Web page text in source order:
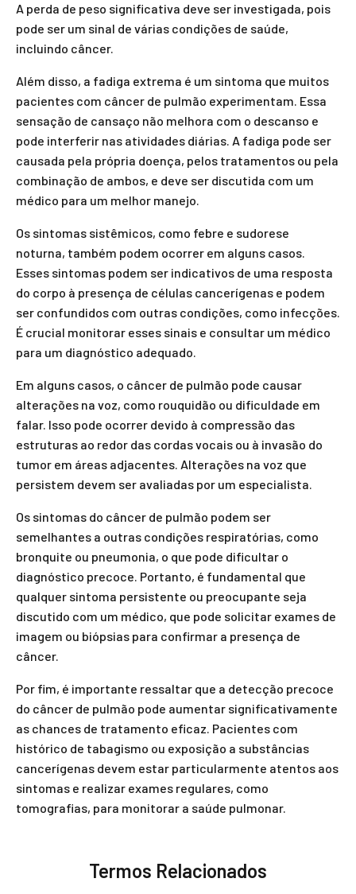
A perda de peso significativa deve ser investigada, pois
pode ser um sinal de várias condições de saúde,
incluindo câncer.
Além disso, a fadiga extrema é um sintoma que muitos
pacientes com câncer de pulmão experimentam. Essa
sensação de cansaço não melhora com o descanso e
pode interferir nas atividades diárias. A fadiga pode ser
causada pela própria doença, pelos tratamentos ou pela
combinação de ambos, e deve ser discutida com um
médico para um melhor manejo.
Os sintomas sistêmicos, como febre e sudorese
noturna, também podem ocorrer em alguns casos.
Esses sintomas podem ser indicativos de uma resposta
do corpo à presença de células cancerígenas e podem
ser confundidos com outras condições, como infecções.
É crucial monitorar esses sinais e consultar um médico
para um diagnóstico adequado.
Em alguns casos, o câncer de pulmão pode causar
alterações na voz, como rouquidão ou dificuldade em
falar. Isso pode ocorrer devido à compressão das
estruturas ao redor das cordas vocais ou à invasão do
tumor em áreas adjacentes. Alterações na voz que
persistem devem ser avaliadas por um especialista.
Os sintomas do câncer de pulmão podem ser
semelhantes a outras condições respiratórias, como
bronquite ou pneumonia, o que pode dificultar o
diagnóstico precoce. Portanto, é fundamental que
qualquer sintoma persistente ou preocupante seja
discutido com um médico, que pode solicitar exames de
imagem ou biópsias para confirmar a presença de
câncer.
Por fim, é importante ressaltar que a detecção precoce
do câncer de pulmão pode aumentar significativamente
as chances de tratamento eficaz. Pacientes com
histórico de tabagismo ou exposição a substâncias
cancerígenas devem estar particularmente atentos aos
sintomas e realizar exames regulares, como
tomografias, para monitorar a saúde pulmonar.
Termos Relacionados